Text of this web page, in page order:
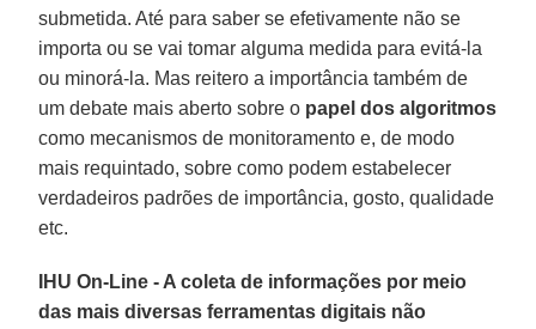
submetida. Até para saber se efetivamente não se
importa ou se vai tomar alguma medida para evitá-la
ou minorá-la. Mas reitero a importância também de
um debate mais aberto sobre o papel dos algoritmos
como mecanismos de monitoramento e, de modo
mais requintado, sobre como podem estabelecer
verdadeiros padrões de importância, gosto, qualidade
etc.
IHU On-Line - A coleta de informações por meio
das mais diversas ferramentas digitais não